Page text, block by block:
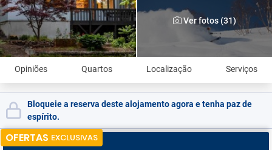
Ver fotos (31)
Opiniões Quartos Localização Serviços
Bloqueie a reserva deste alojamento agora e tenha paz de
espírito.
OFERTAS EXCLUSIVAS